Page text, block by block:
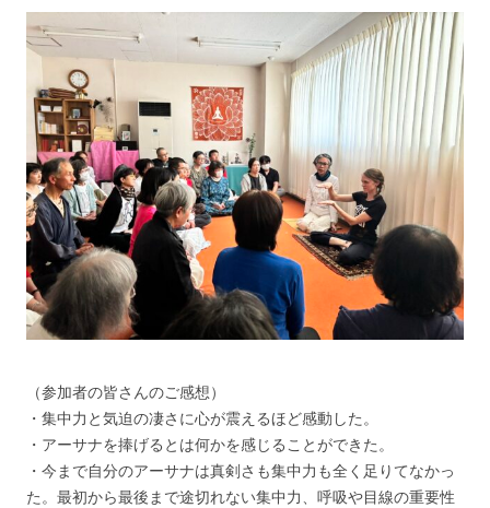
（参加者の皆さんのご感想）
・集中力と気迫の凄さに心が震えるほど感動した。
・アーサナを捧げるとは何かを感じることができた。
・今まで自分のアーサナは真剣さも集中力も全く足りてなかっ
た。最初から最後まで途切れない集中力、呼吸や目線の重要性